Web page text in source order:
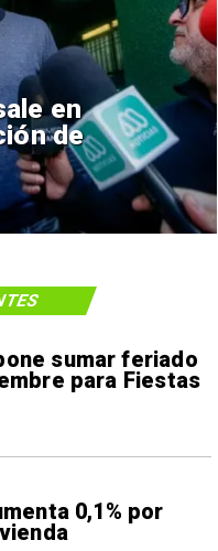
en
de
sumar feriado
para Fiestas
0,1% por